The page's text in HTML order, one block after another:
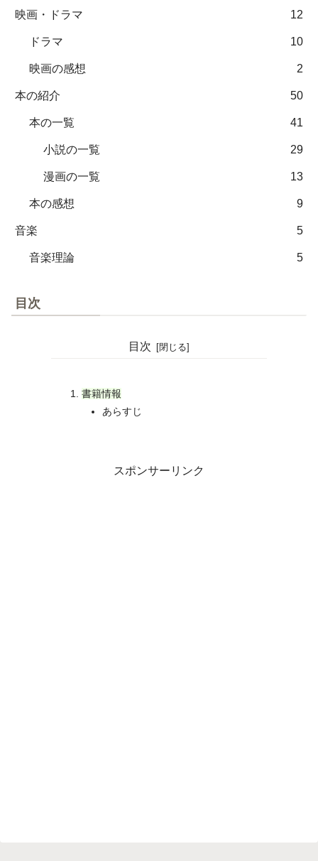
映画・ドラマ 12
ドラマ 10
映画の感想 2
本の紹介 50
本の一覧 41
小説の一覧 29
漫画の一覧 13
本の感想 9
音楽 5
音楽理論 5
目次
目次
書籍情報
あらすじ
スポンサーリンク